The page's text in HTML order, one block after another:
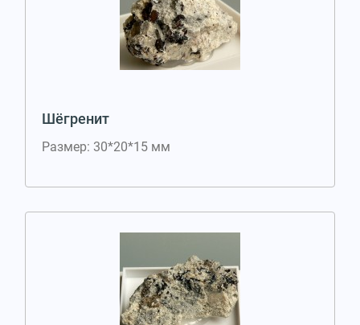
Шёгренит
Размер: 30*20*15 мм